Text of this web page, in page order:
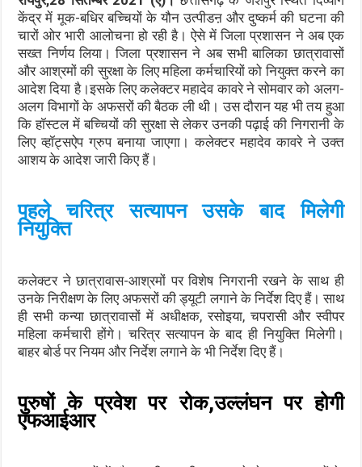
केंद्र में मूक-बधिर बच्चियों के यौन उत्पीडऩ और दुष्कर्म की घटना की
चारों ओर भारी आलोचना हो रही है। ऐसे में जिला प्रशासन ने अब एक
सख्त निर्णय लिया। जिला प्रशासन ने अब सभी बालिका छात्रावासों
और आश्रमों की सुरक्षा के लिए महिला कर्मचारियों को नियुक्त करने का
आदेश दिया है।इसके लिए कलेक्टर महादेव कावरे ने सोमवार को अलग-
अलग विभागों के अफसरों की बैठक ली थी। उस दौरान यह भी तय हुआ
कि हॉस्टल में बच्चियों की सुरक्षा से लेकर उनकी पढ़ाई की निगरानी के
लिए व्हॉट्सऐप ग्रुप बनाया जाएगा। कलेक्टर महादेव कावरे ने उक्त
आशय के आदेश जारी किए हैं।
पहले चरित्र सत्यापन उसके बाद मिलेगी
नियुक्ति
कलेक्टर ने छात्रावास-आश्रमों पर विशेष निगरानी रखने के साथ ही
उनके निरीक्षण के लिए अफसरों की ड्यूटी लगाने के निर्देश दिए हैं। साथ
ही सभी कन्या छात्रावासों में अधीक्षक, रसोइया, चपरासी और स्वीपर
महिला कर्मचारी होंगे। चरित्र सत्यापन के बाद ही नियुक्ति मिलेगी।
बाहर बोर्ड पर नियम और निर्देश लगाने के भी निर्देश दिए हैं।
पुरुषों के प्रवेश पर रोक,उल्लंघन पर होगी
एफआईआर